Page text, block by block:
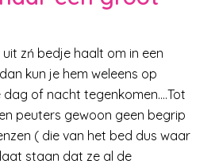
zń bedje haalt om in een
kun je hem weleens op
dag of nacht tegenkomen….Tot
peuters gewoon geen begrip
( die van het bed dus waar
staan dat ze al de